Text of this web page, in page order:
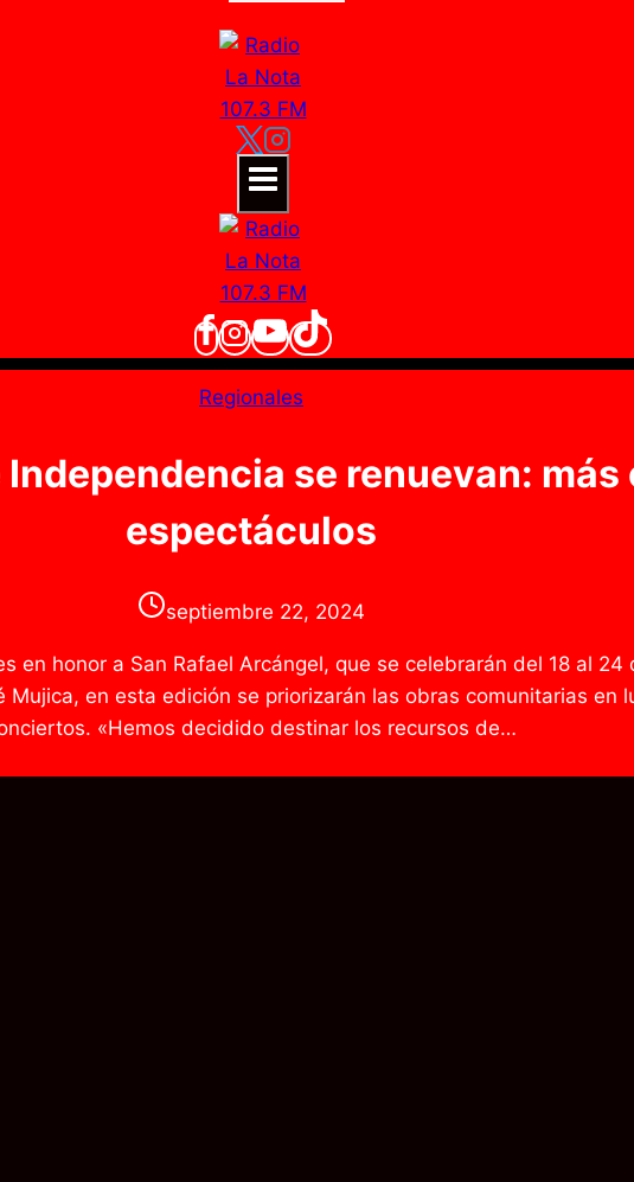
Regionales
se renuevan: más
espectáculos
septiembre 22, 2024
en honor a San Rafael Arcángel, que se celebrarán del 18 al
en esta edición se priorizarán las obras comunitarias en
«Hemos decidido destinar los recursos de…